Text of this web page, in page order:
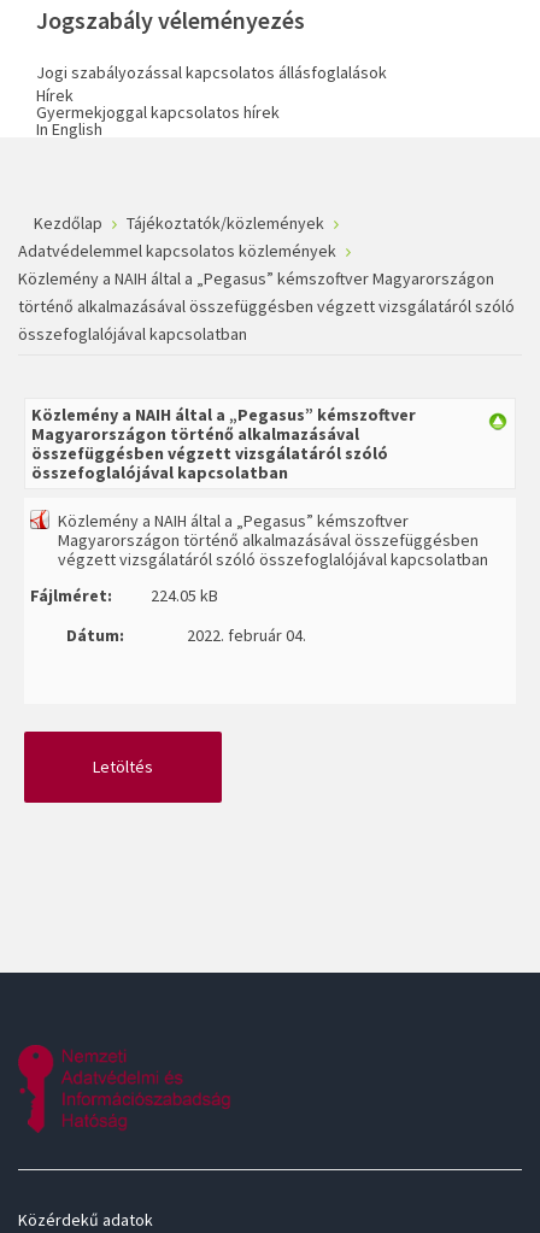
Jogszabály véleményezés
Jogi szabályozással kapcsolatos állásfoglalások
Hírek
Gyermekjoggal kapcsolatos hírek
In English
Kezdőlap
Tájékoztatók/közlemények
Adatvédelemmel kapcsolatos közlemények
Közlemény a NAIH által a „Pegasus” kémszoftver Magyarországon
történő alkalmazásával összefüggésben végzett vizsgálatáról szóló
összefoglalójával kapcsolatban
Közlemény a NAIH által a „Pegasus” kémszoftver
Magyarországon történő alkalmazásával
összefüggésben végzett vizsgálatáról szóló
összefoglalójával kapcsolatban
Közlemény a NAIH által a „Pegasus” kémszoftver
Magyarországon történő alkalmazásával összefüggésben
végzett vizsgálatáról szóló összefoglalójával kapcsolatban
Fájlméret:
224.05 kB
Dátum:
2022. február 04.
Közérdekű adatok